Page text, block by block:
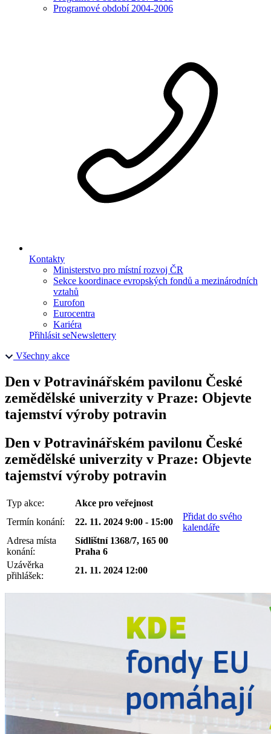
Programové období 2004-2006
Kontakty
Ministerstvo pro místní rozvoj ČR
Sekce koordinace evropských fondů a mezinárodních
vztahů
Eurofon
Eurocentra
Kariéra
Přihlásit seNewslettery
Všechny akce
Den v Potravinářském pavilonu České
zemědělské univerzity v Praze: Objevte
tajemství výroby potravin
Den v Potravinářském pavilonu České
zemědělské univerzity v Praze: Objevte
tajemství výroby potravin
Typ akce:
Akce pro veřejnost
Termín konání:
22. 11. 2024 9:00 - 15:00
Přidat do svého
kalendáře
Adresa místa
konání:
Sídlištní 1368/7, 165 00
Praha 6
Uzávěrka
přihlášek:
21. 11. 2024 12:00